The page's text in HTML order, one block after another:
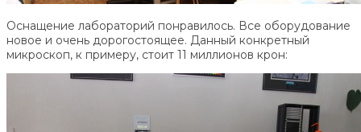
Оснащение лабораторий понравилось. Все оборудование
новое и очень дорогостоящее. Данный конкретный
микроскоп, к примеру, стоит 11 миллионов крон: